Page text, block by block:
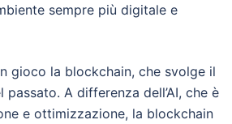
sempre più digitale e
gioco la blockchain, che svolge il
A differenza dell’AI, che è
e ottimizzazione, la blockchain